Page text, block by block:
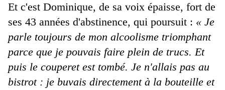
Et c'est Dominique, de sa voix épaisse, fort de
ses 43 années d'abstinence, qui poursuit : « Je
parle toujours de mon alcoolisme triomphant
parce que je pouvais faire plein de trucs. Et
puis le couperet est tombé. Je n'allais pas au
bistrot : je buvais directement à la bouteille et